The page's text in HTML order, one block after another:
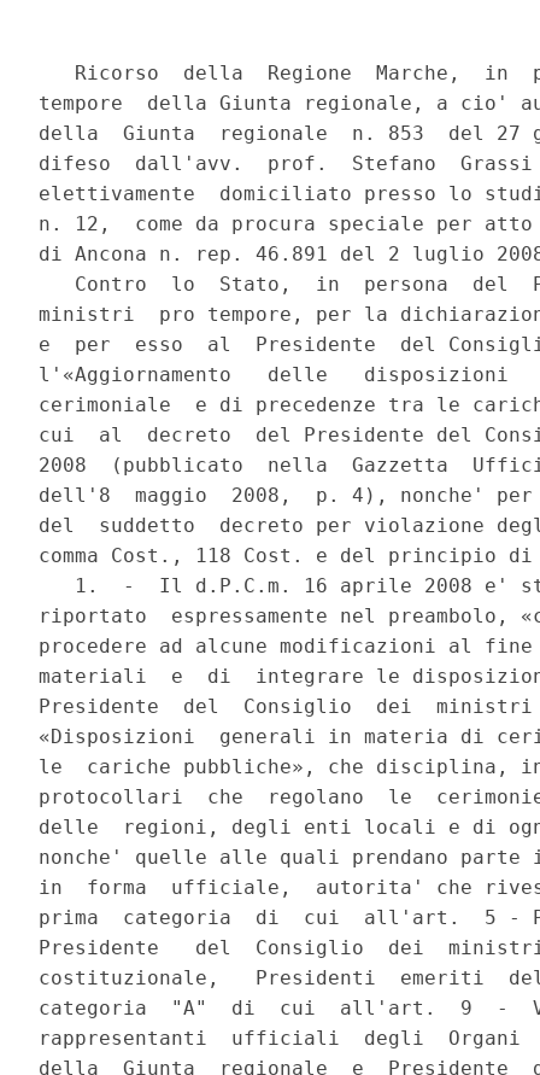
Ricorso  della  Regione  Marche,  in  persona  del  Presidente pro
tempore  della Giunta regionale, a cio' autorizzato con deliberazione
della  Giunta  regionale  n. 853  del 27 giugno 2008, rappresentato e
difeso  dall'avv.  prof.  Stefano  Grassi  del  Foro  di  Firenze  ed
elettivamente  domiciliato presso lo studio in Roma, piazza Barberini
n. 12,  come da procura speciale per atto del notaio Stefano Sabatini
di Ancona n. rep. 46.891 del 2 luglio 2008;
   Contro  lo  Stato,  in  persona  del  Presidente del Consiglio dei
ministri  pro tempore, per la dichiarazione che non spetta allo Stato
e  per  esso  al  Presidente  del Consiglio dei ministri disciplinare
l'«Aggiornamento   delle   disposizioni   generali   in   materia  di
cerimoniale  e di precedenze tra le cariche pubbliche» nei termini di
cui  al  decreto  del Presidente del Consiglio dei ministri 16 aprile
2008  (pubblicato  nella  Gazzetta  Ufficiale - Serie generale n. 107
dell'8  maggio  2008,  p. 4), nonche' per il conseguente annullamento
del  suddetto  decreto per violazione degli artt. 117, quarto e sesto
comma Cost., 118 Cost. e del principio di leale collaborazione.
   1.  -  Il d.P.C.m. 16 aprile 2008 e' stato emanato, secondo quanto
riportato  espressamente nel preambolo, «considerata la necessita' di
procedere ad alcune modificazioni al fine di correggere taluni errori
materiali  e  di  integrare le disposizioni contenute nel decreto del
Presidente  del  Consiglio  dei  ministri  14  aprile  2006», recante
«Disposizioni  generali in materia di cerimoniale e di precedenza tra
le  cariche pubbliche», che disciplina, in particolare, «le posizioni
protocollari  che  regolano  le  cerimonie  d'iniziativa dello Stato,
delle  regioni, degli enti locali e di ogni altra autorita' pubblica,
nonche' quelle alle quali prendano parte il Capo dello Stato; ovvero,
in  forma  ufficiale,  autorita' che rivestono cariche comprese nella
prima  categoria  di  cui  all'art.  5 - Presidenti delle due Camere,
Presidente   del  Consiglio  dei  ministri,  Presidente  della  Corte
costituzionale,   Presidenti  emeriti  della  Repubblica  -  o  nella
categoria  "A"  di  cui  all'art.  9  -  Vicepresidenti  ovvero altri
rappresentanti  ufficiali  degli  Organi  costituzionali,  Presidente
della  Giunta  regionale  e  Presidente  della  Provincia autonoma di
Trento  o di Bolzano, Presidente del Consiglio regionale e Presidente
del   Consiglio   provinciale  di  Trento  o  di  Bolzano,  Ministri,
Viceministri   e  Sottosegretari  di  Stato,  Membri  del  Parlamento
nazionale  e  del  Parlamento  europeo, Sindaco, Prefetto, Presidente
della  provincia,  Presidente  della  Corte di appello, Vescovo della
Diocesi».
   1.1.  -  Il  d.P.C.m.  16  aprile 2008 interviene in particolare a
modifica e integrazione delle seguenti disposizioni:
     l'art.  2  de  d.P.C.m.  14  aprile 2006 prevede che «1. Ai fini
della  presente  disciplina:  a)  sono cerimonie nazionali quelle che
hanno  luogo  in occasione di feste nazionali, in qualunque parte del
territorio  della  Repubblica  si svolgano, nonche' le cerimonie alle
quali sia presente il Capo dello Stato ovvero una delle autorita' che
rivestono  cariche comprese nella prima categoria di cui all'articolo
5;  b)  sono  cerimonie  territoriali  quelle che non rientrano nella
definizione  di cui alla lettera a)». L'art. 1 del d.P.C.m. 16 aprile
2008  amplia  la  nozione  di  cerimonie nazionali di cui all'art. 2,
lettera   a),  ricomprendendovi  anche  quelle  che  si  svolgono  in
occasione «di esequie di Stato»;
     l'art.  4,  terzo  comma,  primo periodo, del d.P.C.m. 14 aprile
2006  prevedeva  che  «in  assenza  di diverse prescrizioni e ove non
espressamente  stabilito,  per l'individuazione della posizione delle
autorita'  non  comprese  negli  ordini  di  precedenza  di  cui agli
articoli  5  e 9 si valutano la carica, l'incarico svolto, nonche' il
grado».  L'art.  2  del d.P.C.m. 16 aprile 2008, sostituendo il primo
periodo  del terzo comma dell'art. 4, ha introdotto specifici criteri
di  valutazione  per  poter individuare le posizioni protocollari non
espressamente   indicate,  prevedendo  che  «in  assenza  di  diverse
prescrizioni,  la  definizione  della  posizione  protocollare  delle
autorita'  non  espressamente  indicate negli ordini di precedenza di
cui  agli  articoli  5  e  9  si  raggiunge  mediante l'apprezzamento
analogico-comparato  della  carica,  delle  funzioni  e  del grado di
questi rispetto a quelli delle cariche individuate negli ordini»;
     la  posizione protocollare stabilita dall'art. 5 del d.P.C.m. 14
aprile 2006 (Ordine nazionale di precedenza) viene innovata dall'art.
3 del d.P.C.m. 16 aprile 2008, che, fra l'altro, prevede: al comma 4,
la  sostituzione  della  nota  10  all'art. 5, comma 1, relativa alla
posizione del Presidente del Consiglio regionale e del Presidente del
Consiglio  Provinciale  di  Trento  o  di  Bolzano,  fuori  sede, che
prevedeva  «Tra  essi  precede  il  Presidente  della  Conferenza dei
Presidenti dei Consigli regionali e delle Province autonome di Trento
e  di Bolzano» e che diviene, nel testo sostituito, «Tra essi precede
il  Coordinatore  della  Conferenza dei Presidenti dell'Assemblea dei
Consigli regionali e delle Province autonome di Trento e di Bolzano»;
l'inserimento  di ulteriori posizioni, tra cui: «all'art. 5, comma 1,
dopo la posizione E2, si inserisce la seguente posizione: "Presidenti
titolari   di   sezione  delle  magistrature  superiori,  Procuratore
aggiunto della Corte dei conti, Procuratore generale della Repubblica
presso  la  Corte  d'appello"»  (art. 3, comma 14, d.P.C.m. 16 aprile
2008); «all'art. 5, comma 1, dopo la posizione indicata con il codice
gia'  E4,  si  inserisce  la  seguente  posizione:  "Capo  del  Corpo
forestale  dello  Stato,  Comandante  generale  delle  Capitanerie di
Porto.